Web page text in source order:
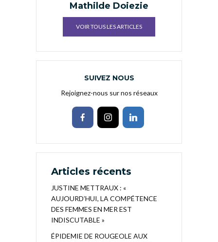
Mathilde Doiezie
VOIR TOUS LES ARTICLES
SUIVEZ NOUS
Rejoignez-nous sur nos réseaux
Articles récents
JUSTINE METTRAUX : «
AUJOURD’HUI, LA COMPÉTENCE
DES FEMMES EN MER EST
INDISCUTABLE »
ÉPIDEMIE DE ROUGEOLE AUX